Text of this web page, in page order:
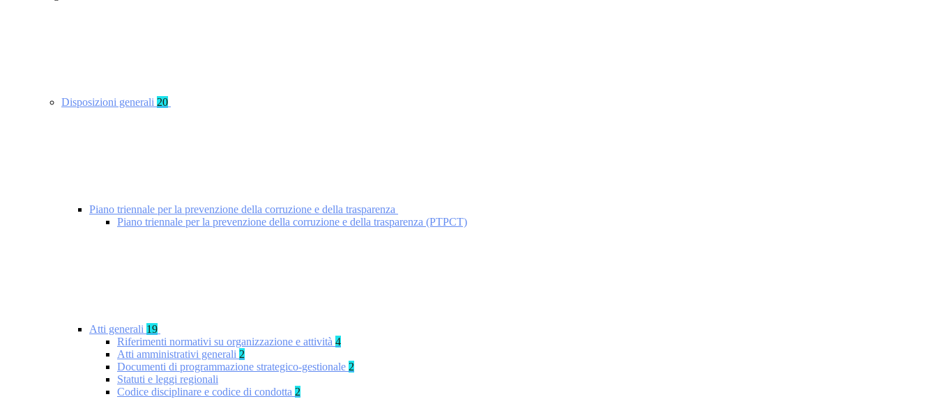
Disposizioni generali 20
Piano triennale per la prevenzione della corruzione e della trasparenza
Piano triennale per la prevenzione della corruzione e della trasparenza (PTPCT)
Atti generali 19
Riferimenti normativi su organizzazione e attività 4
Atti amministrativi generali 2
Documenti di programmazione strategico-gestionale 2
Statuti e leggi regionali
Codice disciplinare e codice di condotta 2